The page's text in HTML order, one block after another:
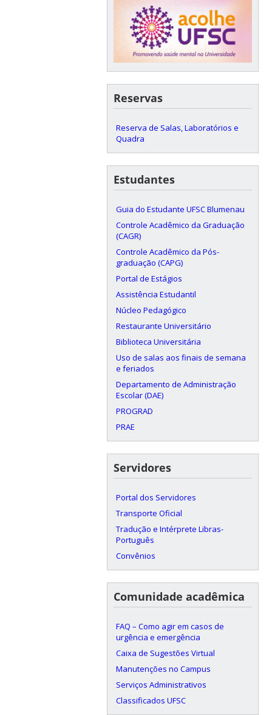
Reservas
Reserva de Salas, Laboratórios e
Quadra
Estudantes
Guia do Estudante UFSC Blumenau
Controle Acadêmico da Graduação
(CAGR)
Controle Acadêmico da Pós-
graduação (CAPG)
Portal de Estágios
Assistência Estudantil
Núcleo Pedagógico
Restaurante Universitário
Biblioteca Universitária
Uso de salas aos finais de semana
e feriados
Departamento de Administração
Escolar (DAE)
PROGRAD
PRAE
Servidores
Portal dos Servidores
Transporte Oficial
Tradução e Intérprete Libras-
Português
Convênios
Comunidade acadêmica
FAQ – Como agir em casos de
urgência e emergência
Caixa de Sugestões Virtual
Manutenções no Campus
Serviços Administrativos
Classificados UFSC